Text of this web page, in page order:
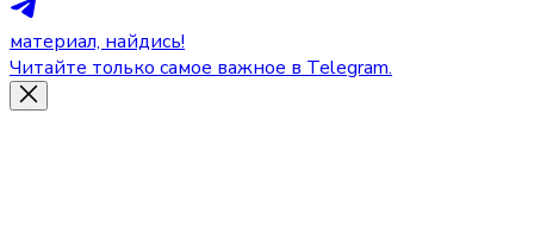
материал, найдись!
Читайте только самое важное в Telegram.